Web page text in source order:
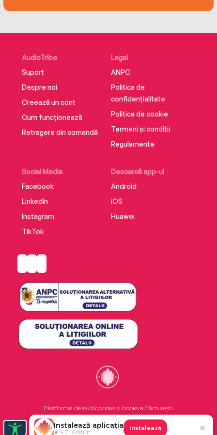
paranoid journey, one
very well uncover both a killer and the long-
A razor-sharp exploration of the fragility of
identity and the smothering weight of
expectations, Mrs. March heralds the arrival of
a wicked and wonderful new voice.
AudioTribe
Suport
Despre noi
Creează un cont
Cum funcționează
Retragere din comandă
Social Media
Facebook
LinkedIn
Instagram
TikTok
Descarcă app-ul
Android
iOS
Huawei
Legal
ANPC
Politica de
confidențialitate
Politica de cookie
Termeni și condiții
Regulamente
Platforma de audiobooks și books a Cărturești.
©2026 Nemo EPG SRL. Toate drepturile rezervate.
Instalează aplicația
★ 4.7 · Gratuit
Instalează ✕